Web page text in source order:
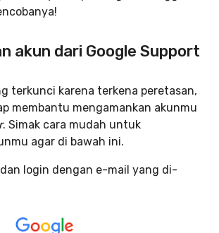
akun dari Google Support
terkunci karena terkena peretasan,
membantu mengamankan akunmu
. Simak cara mudah untuk
agar di bawah ini.
dan login dengan e-mail yang di-